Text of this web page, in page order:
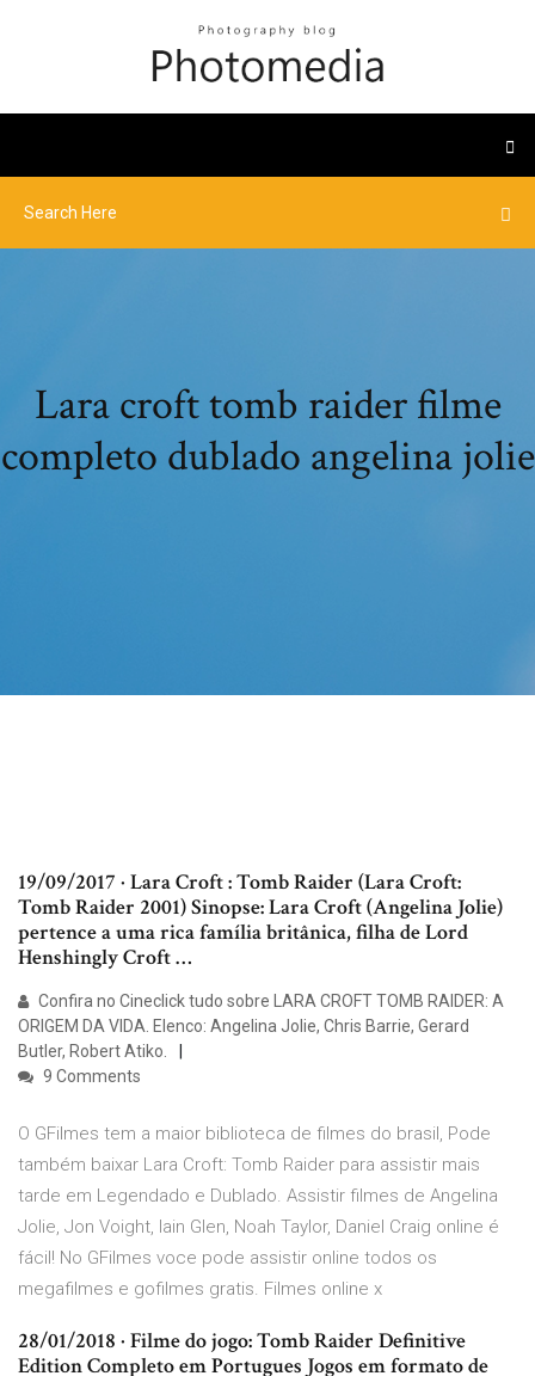
Lara croft tomb raider filme
completo dublado angelina jolie
19/09/2017 · Lara Croft : Tomb Raider (Lara Croft:
Tomb Raider 2001) Sinopse: Lara Croft (Angelina Jolie)
pertence a uma rica família britânica, filha de Lord
Henshingly Croft …
Confira no Cineclick tudo sobre LARA CROFT TOMB RAIDER: A
ORIGEM DA VIDA. Elenco: Angelina Jolie, Chris Barrie, Gerard
Butler, Robert Atiko.
9 Comments
O GFilmes tem a maior biblioteca de filmes do brasil, Pode
também baixar Lara Croft: Tomb Raider para assistir mais
tarde em Legendado e Dublado. Assistir filmes de Angelina
Jolie, Jon Voight, Iain Glen, Noah Taylor, Daniel Craig online é
fácil! No GFilmes voce pode assistir online todos os
megafilmes e gofilmes gratis. Filmes online x
28/01/2018 · Filme do jogo: Tomb Raider Definitive
Edition Completo em Portugues Jogos em formato de